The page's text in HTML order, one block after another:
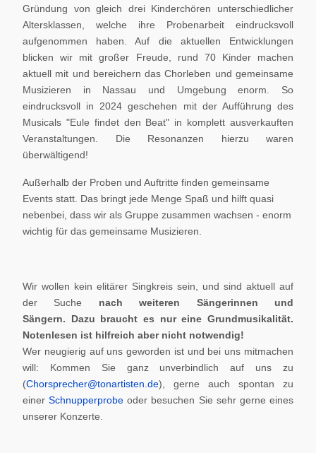
Gründung von gleich drei Kinderchören unterschiedlicher
Altersklassen, welche ihre Probenarbeit eindrucksvoll
aufgenommen haben. Auf die aktuellen Entwicklungen
blicken wir mit großer Freude, rund 70 Kinder machen
aktuell mit und bereichern das Chorleben und gemeinsame
Musizieren in Nassau und Umgebung enorm. So
eindrucksvoll in 2024 geschehen mit der Aufführung des
Musicals "Eule findet den Beat" in komplett ausverkauften
Veranstaltungen. Die Resonanzen hierzu waren
überwältigend!
Außerhalb der Proben und Auftritte finden gemeinsame
Events statt. Das bringt jede Menge Spaß und hilft quasi
nebenbei, dass wir als Gruppe zusammen wachsen - enorm
wichtig für das gemeinsame Musizieren.
Wir wollen kein elitärer Singkreis sein, und sind aktuell auf
der Suche nach weiteren Sängerinnen und
Sängern. Dazu braucht es nur eine Grundmusikalität.
Notenlesen ist hilfreich aber nicht notwendig!
Wer neugierig auf uns geworden ist und bei uns mitmachen
will: Kommen Sie ganz unverbindlich auf uns zu
(Chorsprecher@tonartisten.de), gerne auch spontan zu
einerSchnupperprobe oder besuchen Sie sehr gerne eines
unserer Konzerte.